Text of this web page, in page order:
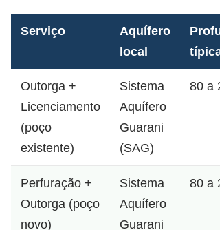
Serviço
Aquífero
local
típica
Outorga +
Licenciamento
(poço
existente)
Sistema
Aquífero
Guarani
(SAG)
80 a
Perfuração +
Outorga (poço
novo)
Sistema
Aquífero
Guarani
80 a